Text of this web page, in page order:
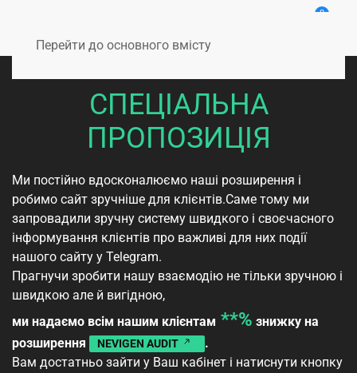
Перейти до основного вмісту
0
СПЕЦІАЛЬНА
ПРОПОЗИЦІЯ
Ми постійно вдосконалюємо наші розширення і
робимо сайт зручніше для клієнтів.Саме тому ми
запровадили зручну систему швидкого і своєчасного
інформування клієнтів про важливі для них події
нашого сайту у Telegram.
Прагнучи зробити нашу взаємодію не тільки зручною і
швидкою але й вигідною,
ми надаємо всім нашим клієнтам **% знижку на
розширення
NEVIGEN AUDIT
.
Вам достатньо зайти у Ваш кабінет і натиснути кнопку